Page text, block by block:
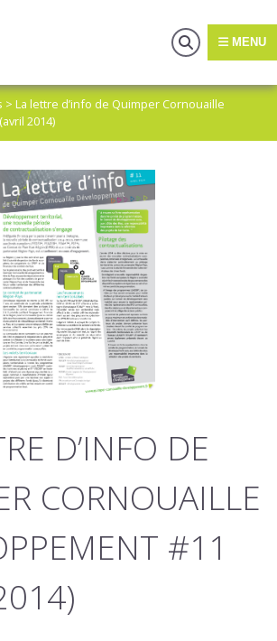
MENU
> La lettre d’info de Quimper Cornouaille
2014)
D’INFO DE
CORNOUAILLE
#11